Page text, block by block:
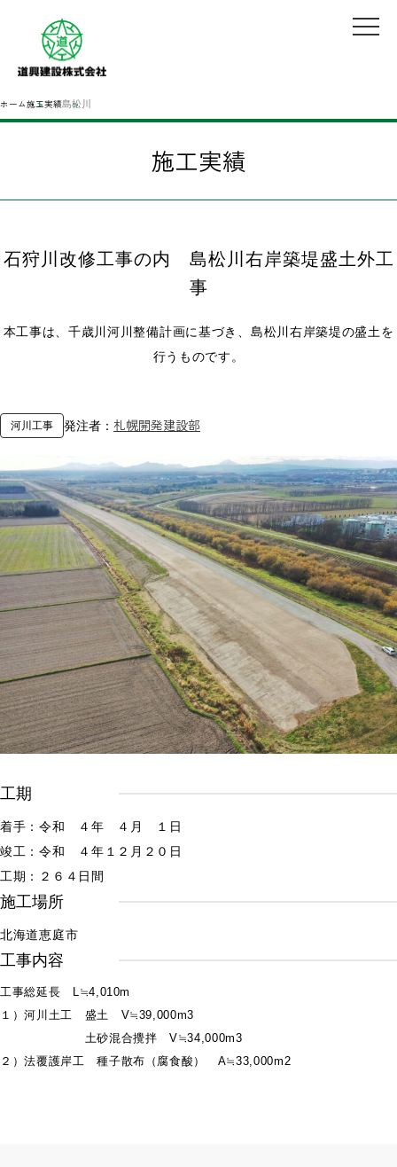
ホーム施工実績島松川
施工実績
石狩川改修工事の内 島松川右岸築堤盛土外工
事
本工事は、千歳川河川整備計画に基づき、島松川右岸築堤の盛土を
行うものです。
河川工事 発注者： 札幌開発建設部
工期
着手：令和 ４年 ４月 １日
竣工：令和 ４年１２月２０日
工期：２６４日間
施工場所
北海道恵庭市
工事内容
工事総延長 L≒4,010m
１）河川土工 盛土 V≒39,000m3
土砂混合攪拌 V≒34,000m3
２）法覆護岸工 種子散布（腐食酸） A≒33,000m2